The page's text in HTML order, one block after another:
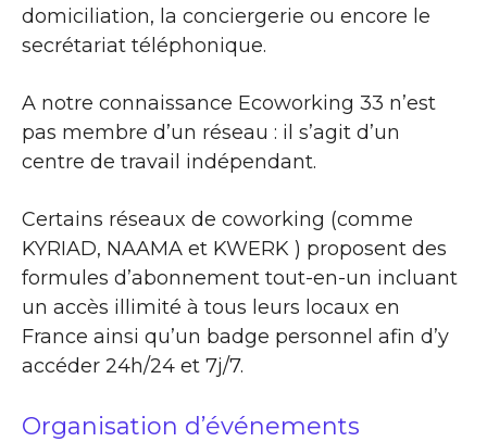
domiciliation, la conciergerie ou encore le
secrétariat téléphonique.
A notre connaissance Ecoworking 33 n’est
pas membre d’un réseau : il s’agit d’un
centre de travail indépendant.
Certains réseaux de coworking (comme
KYRIAD, NAAMA et KWERK ) proposent des
formules d’abonnement tout-en-un incluant
un accès illimité à tous leurs locaux en
France ainsi qu’un badge personnel afin d’y
accéder 24h/24 et 7j/7.
Organisation d’événements